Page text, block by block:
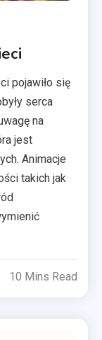
pojawiło się
serca
na
jest
Animacje
takich jak
10 Mins Read